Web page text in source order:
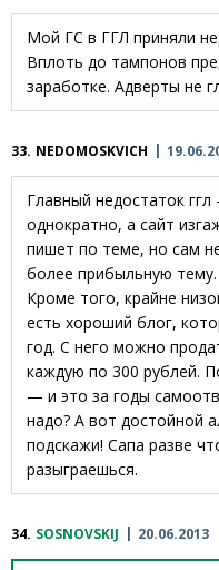
Мой ГС в ГГЛ приняли
Вплоть до тампонов
заработке. Адверты не
33. NEDOMOSKVICH
Главный недостаток
однократно, а сайт
пишет по теме, но сам
более прибыльную тему.
Кроме того, крайне
есть хороший блог,
год. С него можно
каждую по 300 рублей.
— и это за годы
надо? А вот достойной
подскажи! Сапа разве
разыграешься.
34. SOSNOVSKIJ 20.06.2013